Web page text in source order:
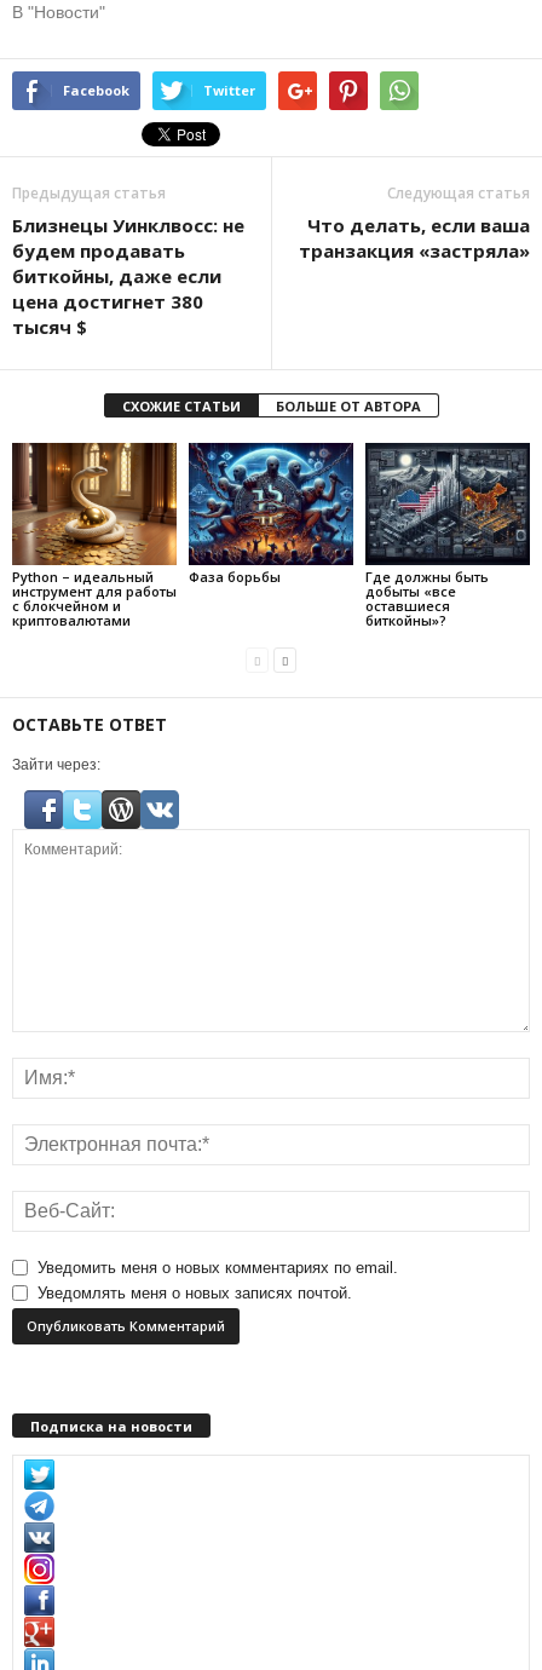
В "Новости"
Facebook Twitter
Предыдущая статья
Близнецы Уинклвосс: не
будем продавать
биткойны, даже если
цена достигнет 380
тысяч $
Следующая статья
Что делать, если ваша
транзакция «застряла»
СХОЖИЕ СТАТЬИ БОЛЬШЕ ОТ АВТОРА
Python – идеальный
инструмент для работы
с блокчейном и
криптовалютами
Фаза борьбы
Где должны быть
добыты «все
оставшиеся
биткойны»?
ОСТАВЬТЕ ОТВЕТ
Зайти через:
Уведомить меня о новых комментариях по email.
Уведомлять меня о новых записях почтой.
Подписка на новости